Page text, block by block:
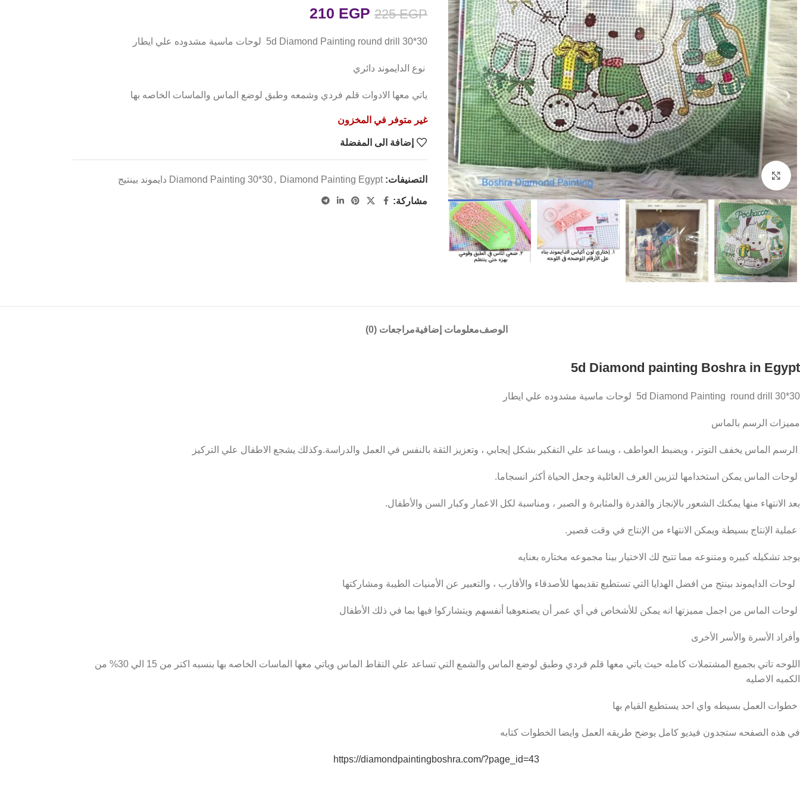
اضغط للتكبير
225EGP
210 EGP
5d Diamond Painting round drill 30*30 لوحات ماسية مشدوده علي ايطار
نوع الدايموند دائري
ياتي معها الادوات قلم فردي وشمعه وطبق لوضع الماس والماسات الخاصه بها
غير متوفر في المخزون
إضافة الى المفضلة
التصنيفات: Diamond Painting 30*30, Diamond Painting Egypt دايموند بينتيج
مشاركة:
الوصفمعلومات إضافيةمراجعات (0)
5d Diamond painting Boshra in Egypt
5d Diamond Painting round drill 30*30 لوحات ماسية مشدوده علي ايطار
مميزات الرسم بالماس
الرسم الماس يخفف التوتر ، ويضبط العواطف ، ويساعد علي التفكير بشكل إيجابي ، وتعزيز الثقة بالنفس في العمل والدراسة.وكذلك يشجع الاطفال علي التركيز
لوحات الماس يمكن استخدامها لتزيين الغرف العائلية وجعل الحياة أكثر انسجاما.
بعد الانتهاء منها يمكنك الشعور بالإنجاز والقدرة والمثابرة و الصبر ، ومناسبة لكل الاعمار وكبار السن والأطفال.
عملية الإنتاج بسيطة ويمكن الانتهاء من الإنتاج في وقت قصير.
يوجد تشكيله كبيره ومتنوعه مما تتيح لك الاختيار بينا مجموعه مختاره بعنايه
لوحات الدايموند بينتج من افضل الهدايا التي تستطيع تقديمها للأصدقاء والأقارب ، والتعبير عن الأمنيات الطيبة ومشاركتها
لوحات الماس من اجمل مميزتها انه يمكن للأشخاص في أي عمر أن يصنعوهبا أنفسهم ويتشاركوا فيها بما في ذلك الأطفال
وأفراد الأسرة والأسر الأخرى
اللوحه تاتي بجميع المشتملات كامله حيث ياتي معها قلم فردي وطبق لوضع الماس والشمع التي تساعد علي التقاط الماس وياتي معها الماسات الخاصه بها بنسبه اكتر من 15 الي 30% من
الكميه الاصليه
خطوات العمل بسيطه واي احد يستطيع القيام بها
في هذه الصفحه ستجدون فيديو كامل يوضح طريقه العمل وايضا الخطوات كتابه
https://diamondpaintingboshra.com/?page_id=43